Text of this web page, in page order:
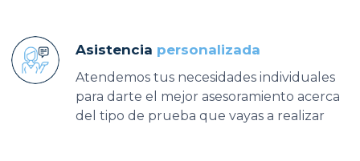
Asistencia personalizada
Atendemos tus necesidades individuales
para darte el mejor asesoramiento acerca
del tipo de prueba que vayas a realizar